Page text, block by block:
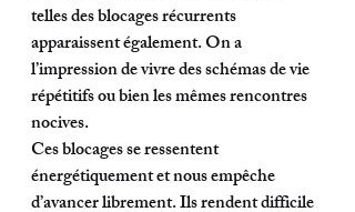
telles des blocages récurrents
apparaissent également. On a
l’impression de vivre des schémas de vie
répétitifs ou bien les mêmes rencontres
nocives.
Ces blocages se ressentent
énergétiquement et nous empêche
d’avancer librement. Ils rendent difficile